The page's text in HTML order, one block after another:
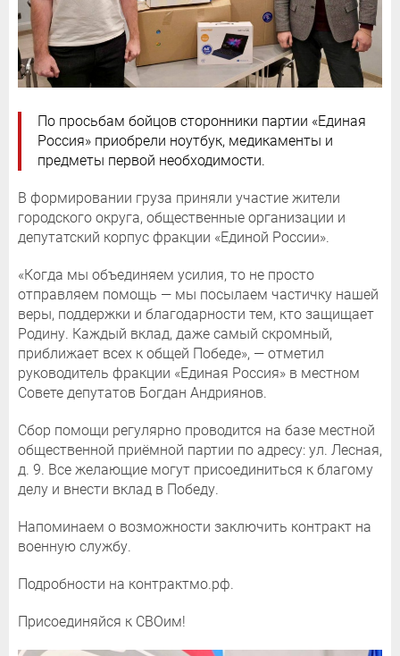
По просьбам бойцов сторонники партии «Единая
Россия» приобрели ноутбук, медикаменты и
предметы первой необходимости.
В формировании груза приняли участие жители
городского округа, общественные организации и
депутатский корпус фракции «Единой России».
«Когда мы объединяем усилия, то не просто
отправляем помощь — мы посылаем частичку нашей
веры, поддержки и благодарности тем, кто защищает
Родину. Каждый вклад, даже самый скромный,
приближает всех к общей Победе», — отметил
руководитель фракции «Единая Россия» в местном
Совете депутатов Богдан Андриянов.
Сбор помощи регулярно проводится на базе местной
общественной приёмной партии по адресу: ул. Лесная,
д. 9. Все желающие могут присоединиться к благому
делу и внести вклад в Победу.
Напоминаем о возможности заключить контракт на
военную службу.
Подробности на контрактмо.рф.
Присоединяйся к СВОим!